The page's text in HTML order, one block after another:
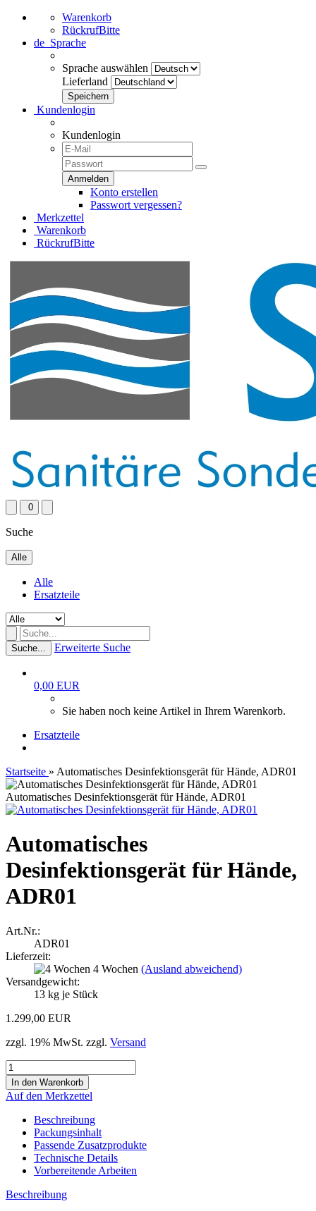
Warenkorb
RückrufBitte
de Sprache
Sprache auswählen
Lieferland
Kundenlogin
Kundenlogin
Konto erstellen
Passwort vergessen?
Merkzettel
Warenkorb
RückrufBitte
0
Suche
Alle
Alle
Ersatzteile
Suche... Erweiterte Suche
0,00 EUR
Sie haben noch keine Artikel in Ihrem Warenkorb.
Ersatzteile
Startseite » Automatisches Desinfektionsgerät für Hände, ADR01
Automatisches Desinfektionsgerät für Hände, ADR01
Automatisches
Desinfektionsgerät für Hände,
ADR01
Art.Nr.:
ADR01
Lieferzeit:
4 Wochen (Ausland abweichend)
Versandgewicht:
13 kg je Stück
1.299,00 EUR
zzgl. 19% MwSt. zzgl. Versand
Auf den Merkzettel
Beschreibung
Packungsinhalt
Passende Zusatzprodukte
Technische Details
Vorbereitende Arbeiten
Beschreibung